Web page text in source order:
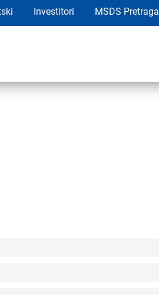
Investitori MSDS Pretraga